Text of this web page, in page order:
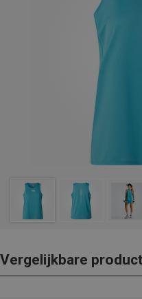
Vergelijkbare